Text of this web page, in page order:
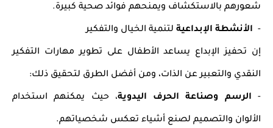
شعورهم بالاستكشاف ويمنحهم فوائد صحية كبيرة.
- الأنشطة الإبداعية لتنمية الخيال والتفكير
إن تحفيز الإبداع يساعد الأطفال على تطوير مهارات التفكير
النقدي والتعبير عن الذات، ومن أفضل الطرق لتحقيق ذلك:
- الرسم وصناعة الحرف اليدوية، حيث يمكنهم استخدام
الألوان والتصميم لصنع أشياء تعكس شخصياتهم.